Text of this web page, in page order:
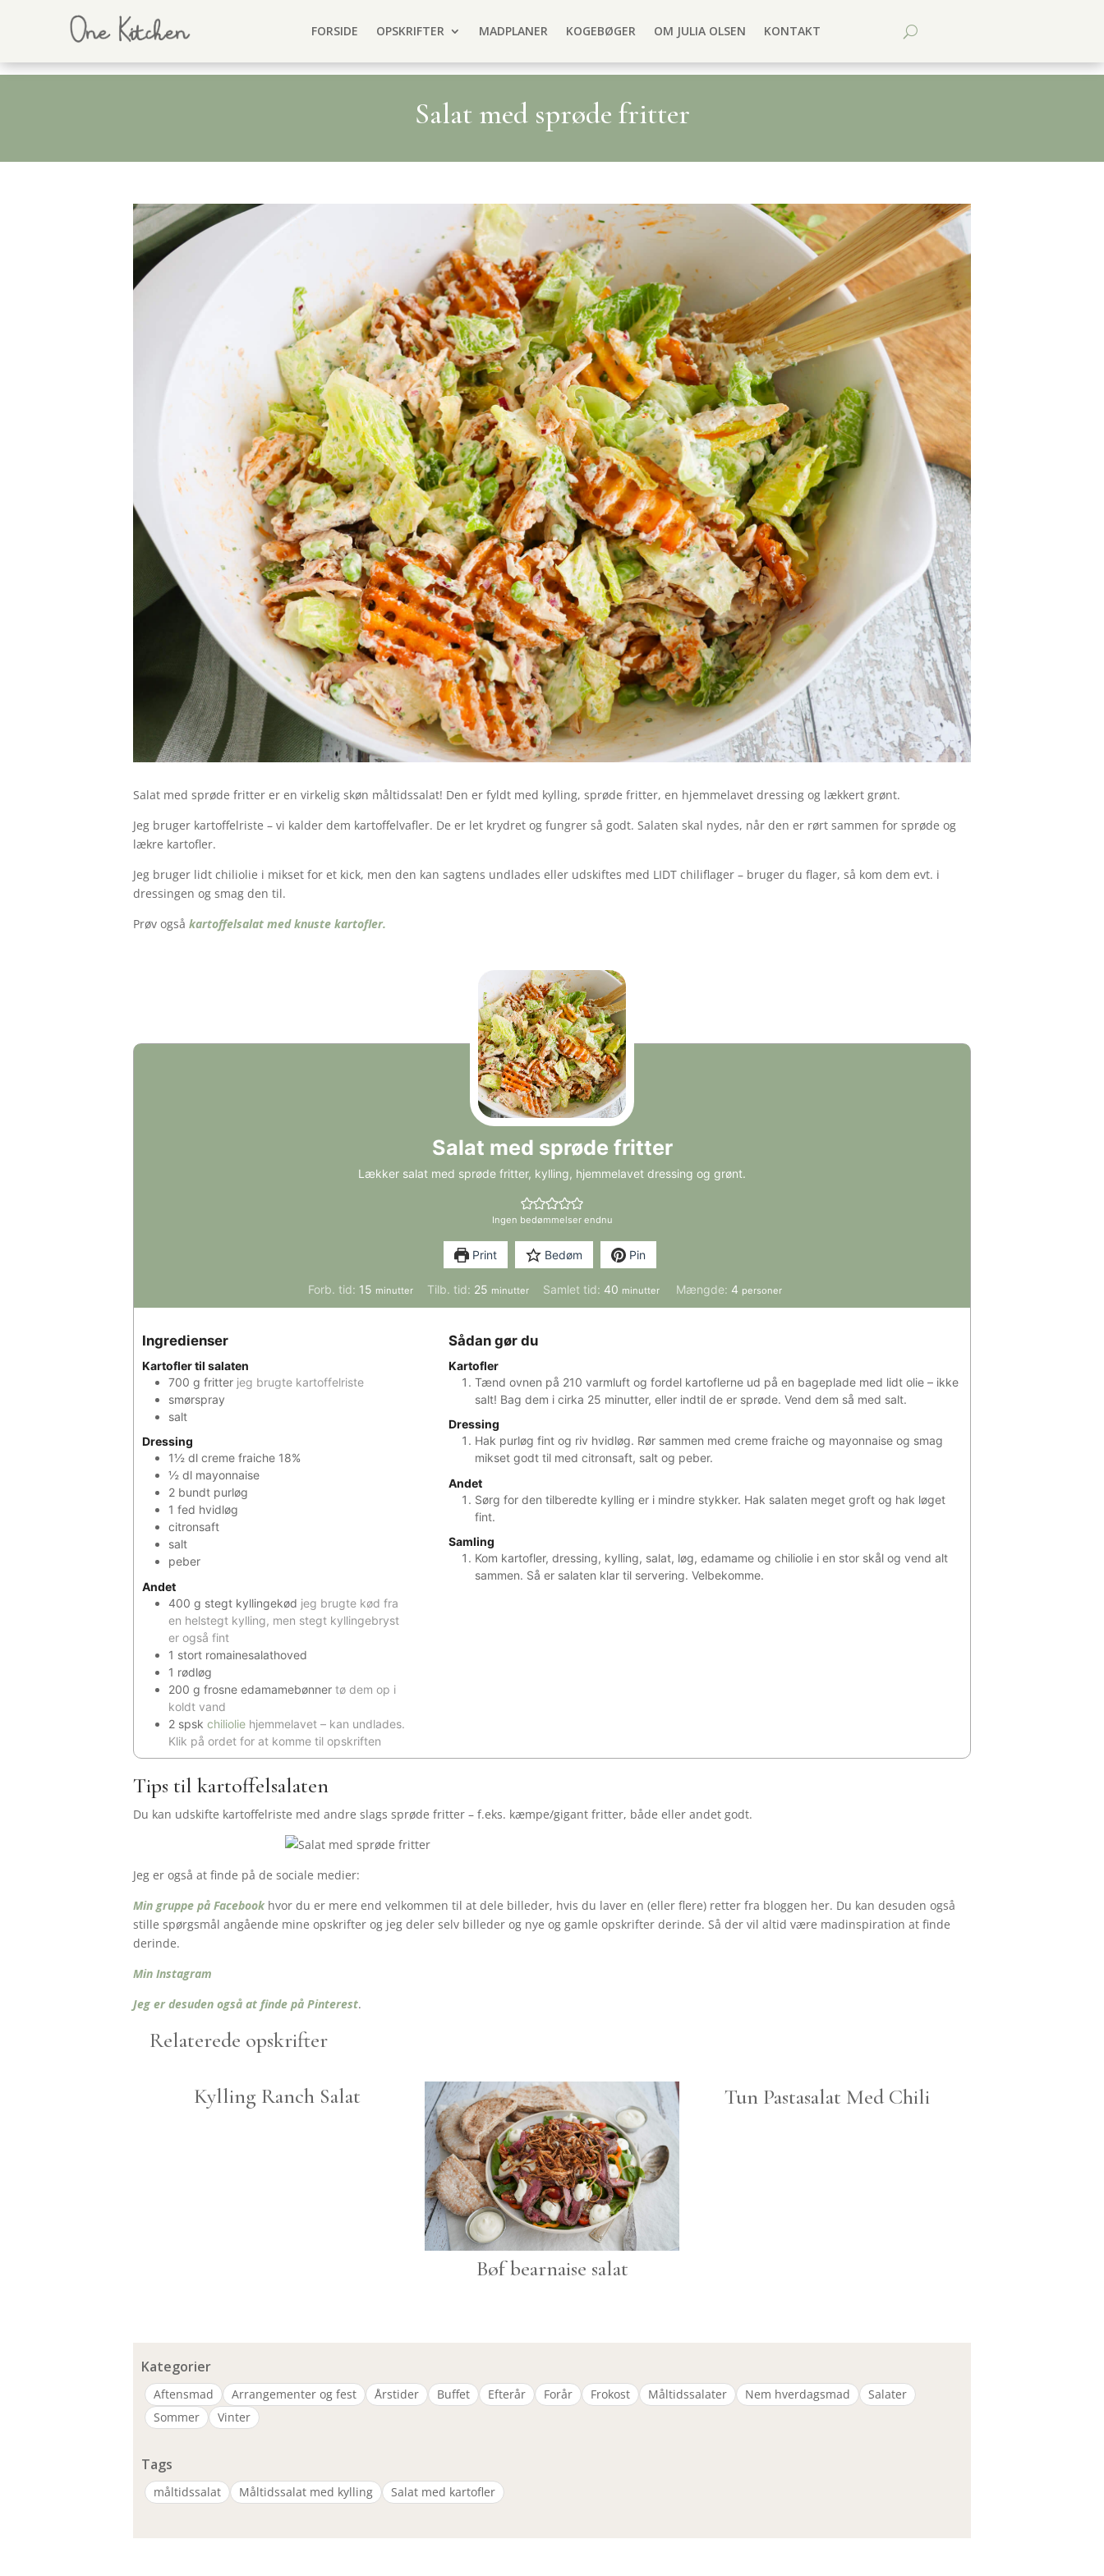
FORSIDE OPSKRIFTER MADPLANER KOGEBØGER OM JULIA OLSEN KONTAKT
Salat med sprøde fritter
Salat med sprøde fritter er en virkelig skøn måltidssalat! Den er fyldt med kylling, sprøde fritter, en hjemmelavet dressing og lækkert grønt.
Jeg bruger kartoffelriste – vi kalder dem kartoffelvafler. De er let krydret og fungrer så godt. Salaten skal nydes, når den er rørt sammen for sprøde og
lækre kartofler.
Jeg bruger lidt chiliolie i mikset for et kick, men den kan sagtens undlades eller udskiftes med LIDT chiliflager – bruger du flager, så kom dem evt. i
dressingen og smag den til.
Prøv også kartoffelsalat med knuste kartofler.
Salat med sprøde fritter
Lækker salat med sprøde fritter, kylling, hjemmelavet dressing og grønt.
Ingen bedømmelser endnu
Print Bedøm Pin
Forb. tid: 15minutter
minutter Tilb. tid: 25minutter
minutter Samlet tid: 40minutter
minutter Mængde: 4 personer
Ingredienser
Kartofler til salaten
700 g fritter jeg brugte kartoffelriste
smørspray
salt
Dressing
1½ dl creme fraiche 18%
½ dl mayonnaise
2 bundt purløg
1 fed hvidløg
citronsaft
salt
peber
Andet
400 g stegt kyllingekød jeg brugte kød fra
en helstegt kylling, men stegt kyllingebryst
er også fint
1 stort romainesalathoved
1 rødløg
200 g frosne edamamebønner tø dem op i
koldt vand
2 spsk chiliolie hjemmelavet – kan undlades.
Klik på ordet for at komme til opskriften
Sådan gør du
Kartofler
Tænd ovnen på 210 varmluft og fordel kartoflerne ud på en bageplade med lidt olie – ikke
salt! Bag dem i cirka 25 minutter, eller indtil de er sprøde. Vend dem så med salt.
Dressing
Hak purløg fint og riv hvidløg. Rør sammen med creme fraiche og mayonnaise og smag
mikset godt til med citronsaft, salt og peber.
Andet
Sørg for den tilberedte kylling er i mindre stykker. Hak salaten meget groft og hak løget
fint.
Samling
Kom kartofler, dressing, kylling, salat, løg, edamame og chiliolie i en stor skål og vend alt
sammen. Så er salaten klar til servering. Velbekomme.
Tips til kartoffelsalaten
Du kan udskifte kartoffelriste med andre slags sprøde fritter – f.eks. kæmpe/gigant fritter, både eller andet godt.
Jeg er også at finde på de sociale medier:
Min gruppe på Facebookhvor du er mere end velkommen til at dele billeder, hvis du laver en (eller flere) retter fra bloggen her. Du kan desuden også
stille spørgsmål angående mine opskrifter og jeg deler selv billeder og nye og gamle opskrifter derinde. Så der vil altid være madinspiration at finde
derinde.
Min Instagram
Jeg er desuden også at finde på Pinterest.
Relaterede opskrifter
Kylling Ranch Salat
Bøf bearnaise salat
Tun Pastasalat Med Chili
Kategorier
Aftensmad Arrangementer og fest Årstider Buffet Efterår Forår Frokost Måltidssalater Nem hverdagsmad
Salater
Sommer
Vinter
Tags
måltidssalat Måltidssalat med kylling Salat med kartofler